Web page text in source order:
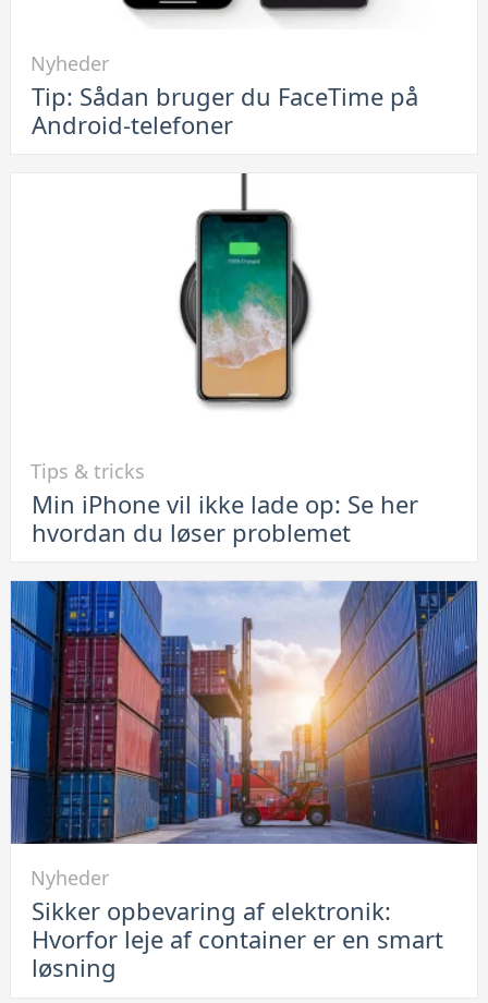
Tip:
Sådan
Nyheder
Tip: Sådan bruger du FaceTime på
Android-telefoner
Min
iPhone
ikke
lade
op:
Se
her
hvordan
du
løser
problemet
Tips & tricks
Min iPhone vil ikke lade op: Se her
hvordan du løser problemet
Sikker
opbevaring
Nyheder
Sikker opbevaring af elektronik:
Hvorfor leje af container er en smart
løsning